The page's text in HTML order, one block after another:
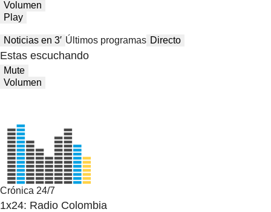
Volumen
Play
Noticias en 3′ Últimos programas Directo
Estas escuchando
Mute
Volumen
Crónica 24/7
1x24: Radio Colombia